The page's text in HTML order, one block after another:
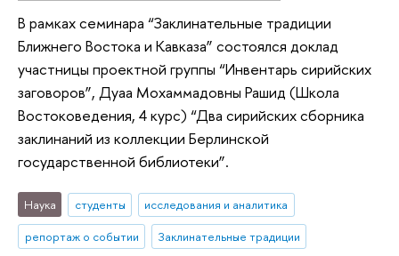
В рамках семинара “Заклинательные традиции
Ближнего Востока и Кавказа” состоялся доклад
участницы проектной группы “Инвентарь сирийских
заговоров”, Дуаа Мохаммадовны Рашид (Школа
Востоковедения, 4 курс) “Два сирийских сборника
заклинаний из коллекции Берлинской
государственной библиотеки”.
Наука студенты
исследования и аналитика
репортаж о событии
Заклинательные традиции